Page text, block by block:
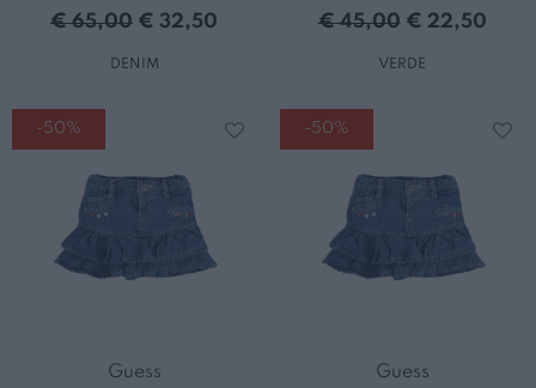
€ 65,00 € 32,50
DENIM
€ 45,00 € 22,50
VERDE
-50%
Guess
-50%
Guess